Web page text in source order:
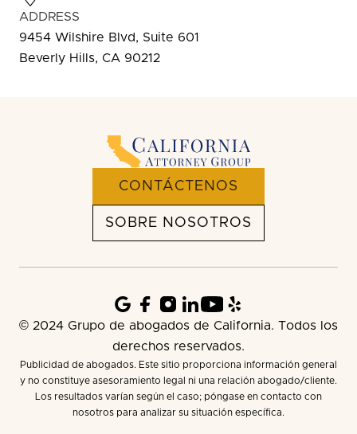
ADDRESS
9454 Wilshire Blvd, Suite 601
Beverly Hills, CA 90212
CONTÁCTENOS
SOBRE NOSOTROS
© 2024 Grupo de abogados de California. Todos los
derechos reservados.
Publicidad de abogados. Este sitio proporciona información general
y no constituye asesoramiento legal ni una relación abogado/cliente.
Los resultados varían según el caso; póngase en contacto con
nosotros para analizar su situación específica.